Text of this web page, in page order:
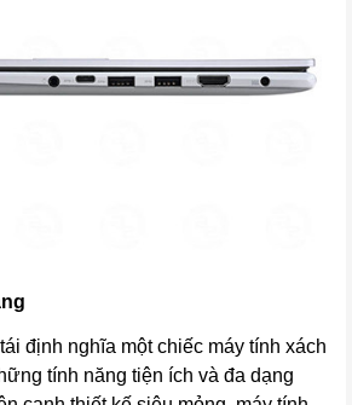
định nghĩa một chiếc máy tính xách
tính năng tiện ích và đa dạng